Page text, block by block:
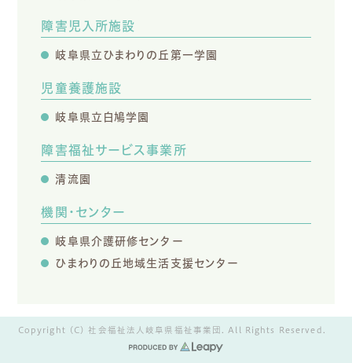
障害児入所施設
岐阜県立ひまわりの丘第一学園
児童養護施設
岐阜県立白鳩学園
障害福祉サービス事業所
清流園
機関・センター
岐阜県介護研修センター
ひまわりの丘地域生活支援センター
Copyright (C) 社会福祉法人岐阜県福祉事業団. All Rights Reserved.